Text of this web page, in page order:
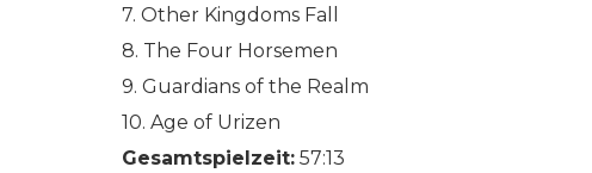
7. Other Kingdoms Fall
8. The Four Horsemen
9. Guardians of the Realm
10. Age of Urizen
Gesamtspielzeit: 57:13